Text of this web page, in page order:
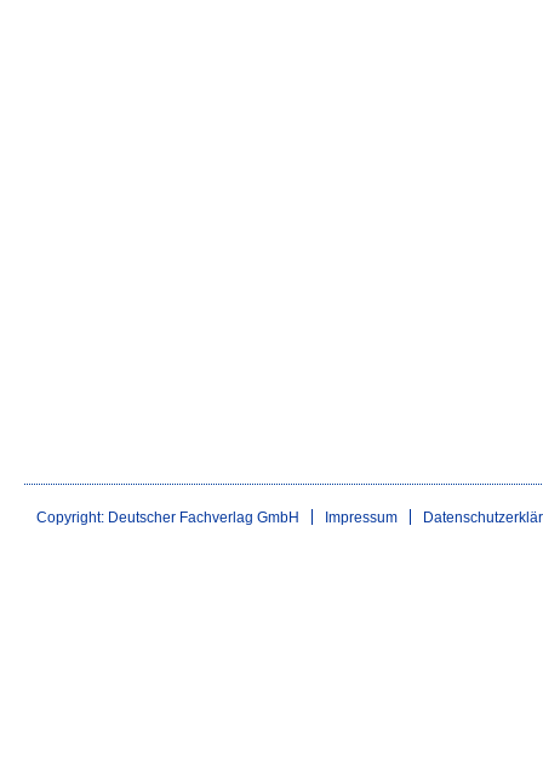
Copyright: Deutscher Fachverlag GmbH Impressum